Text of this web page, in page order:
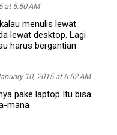
at 5:50 AM
menulis lewat
lewat desktop. Lagi
harus bergantian
10, 2015 at 6:52 AM
pake laptop Itu bisa
mana